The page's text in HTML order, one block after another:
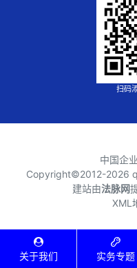
扫码
中国企
Copyright©2012-2026
建站由法脉网
XML
关于我们 实务专题